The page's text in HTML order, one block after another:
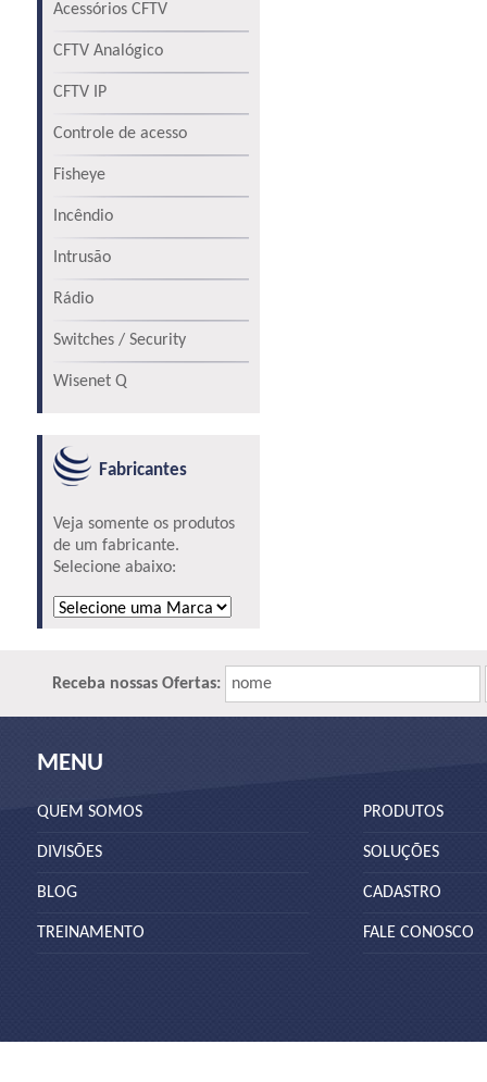
Acessórios CFTV
CFTV Analógico
CFTV IP
Controle de acesso
Fisheye
Incêndio
Intrusão
Rádio
Switches / Security
Wisenet Q
Fabricantes
Veja somente os produtos
de um fabricante.
Selecione abaixo:
Receba nossas Ofertas: nome
MENU
QUEM SOMOS
DIVISÕES
BLOG
TREINAMENTO
PRODUTOS
SOLUÇÕES
CADASTRO
FALE CONOSCO